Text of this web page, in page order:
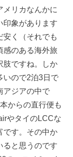
メリカなんかに
印象があります
安く（それでも
感のある海外旅
肢ですね。しか
いので2泊3日で
アジアの中で
からの直行便も
やタイのLCCな
です。その中か
ると思うのです